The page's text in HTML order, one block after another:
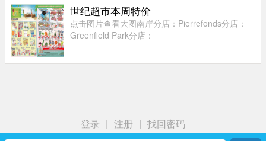
国际烟花节”（International des feux Loto-
Québec）本季最后一场活动 ...
世纪超市本周特价
点击图片查看大图南岸分店：Pierrefonds分店：
Greenfield Park分店：
登录 | 注册 | 找回密码